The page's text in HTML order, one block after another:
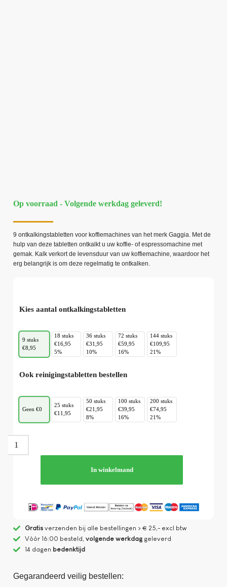
Op voorraad - Volgende werkdag geleverd!
9 ontkalkingstabletten voor koffiemachines van het merk Gaggia. Met de
hulp van deze tabletten ontkalkt u uw koffie- of espressomachine met
gemak. Kalk verkort de levensduur van uw koffiemachine, waardoor het
erg belangrijk is om deze regelmatig te ontkalken.
Kies aantal ontkalkingstabletten
9 stuks
€8,95
18 stuks
€16,95
5%
36 stuks
€31,95
10%
72 stuks
€59,95
16%
144 stuks
€109,95
21%
Ook reinigingstabletten bestellen
Geen €0
25 stuks
€11,95
50 stuks
€21,95
8%
100 stuks
€39,95
16%
200 stuks
€74,95
21%
In winkelmand
Gratisverzenden bij alle bestellingen > € 25,- excl btw
Vòòr 16:00 besteld, volgende werkdaggeleverd
14 dagen bedenktijd
Gegarandeerd veilig bestellen: